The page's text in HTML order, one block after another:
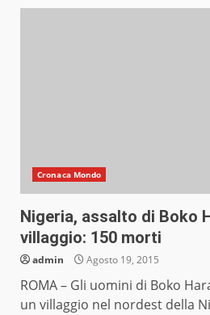
Cronaca Mondo
Nigeria, assalto di Boko
villaggio: 150 morti
admin Agosto 19, 2015
ROMA – Gli uomini di Boko
un villaggio nel nordest della